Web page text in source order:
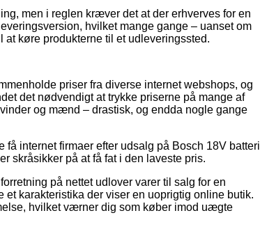
men i reglen kræver det at der erhverves for en
hvilket mange gange – uanset om
køre produkterne til et udleveringssted.
priser fra diverse internet webshops, og
det nødvendigt at trykke priserne på mange af
og mænd – drastisk, og endda nogle gange
internet firmaer efter udsalg på Bosch 18V batteri
skråsikker på at få fat i den laveste pris.
på nettet udlover varer til salg for en
karakteristika der viser en uoprigtig online butik.
hvilket værner dig som køber imod uægte